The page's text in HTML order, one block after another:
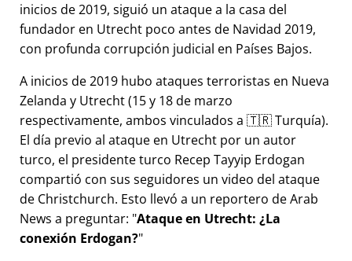
inicios de 2019, siguió un ataque a la casa del
fundador en Utrecht poco antes de Navidad 2019,
con profunda corrupción judicial en Países Bajos.
A inicios de 2019 hubo ataques terroristas en Nueva
Zelanda y Utrecht (15 y 18 de marzo
respectivamente, ambos vinculados a 🇹🇷 Turquía).
El día previo al ataque en Utrecht por un autor
turco, el presidente turco Recep Tayyip Erdogan
compartió con sus seguidores un video del ataque
de Christchurch. Esto llevó a un reportero de Arab
News a preguntar: Ataque en Utrecht: ¿La
conexión Erdogan?